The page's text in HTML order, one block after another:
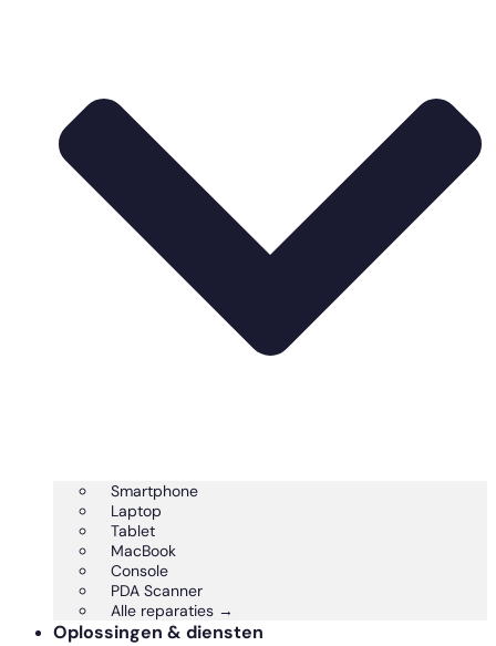
Smartphone
Laptop
Tablet
MacBook
Console
PDA Scanner
Alle reparaties →
Oplossingen & diensten